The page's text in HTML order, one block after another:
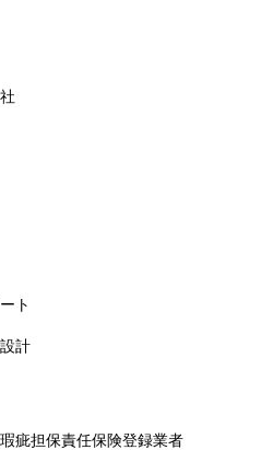
ト
計
疵担保責任保険登録業者